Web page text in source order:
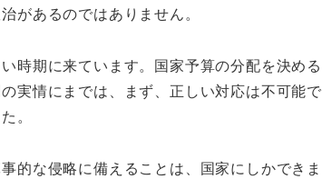
があるのではありません。
時期に来ています。国家予算の分配を決める
実情にまでは、まず、正しい対応は不可能で
た。
な侵略に備えることは、国家にしかできま